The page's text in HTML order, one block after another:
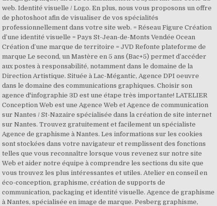
web. Identité visuelle / Logo. En plus, nous vous proposons un offre
de photoshoot afin de visualiser de vos spécialités
professionnellement dans votre site web. = Réseau Figure Création
d’une identité visuelle = Pays St-Jean-de-Monts Vendée Ocean
Création d’une marque de territoire = JVD Refonte plateforme de
marque Le second, un Mastère en 5 ans (Bac+5) permet d’accéder
aux postes à responsabilité, notamment dans le domaine de la
Direction Artistique. Située à Lac-Mégantic, Agence DPI oeuvre
dans le domaine des communications graphiques. Choisir son
agence d'infographie 3D est une étape très importante! LATELIER
Conception Web est une Agence Web et Agence de communication
sur Nantes / St-Nazaire spécialisée dans la création de site internet
sur Nantes. Trouvez gratuitement et facilement un spécialiste
Agence de graphisme à Nantes. Les informations sur les cookies
sont stockées dans votre navigateur et remplissent des fonctions
telles que vous reconnaître lorsque vous revenez sur notre site
Web et aider notre équipe à comprendre les sections du site que
vous trouvez les plus intéressantes et utiles. Atelier en conseil en
éco-conception, graphisme, création de supports de
communication, packaging et identité visuelle. Agence de graphisme
à Nantes, spécialisée en image de marque. Pesberg graphisme,